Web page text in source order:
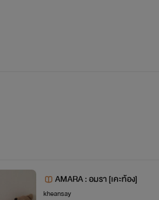
AMARA : อมรา [เคะท้อง]
kheansay